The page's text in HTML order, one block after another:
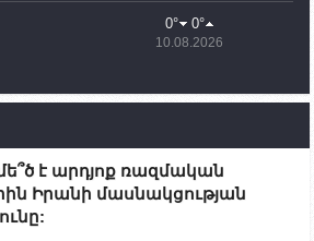
փոխվարչապետն այսօր կմեկնի
կմնա` մինչև զոհվածների
ու անհետ կորածների
0° 0°
10.08.2026
մե՞ծ է արդյոք ռազմական
Իրանի մասնակցության